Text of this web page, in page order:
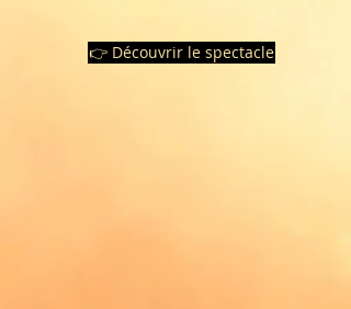
👉 Découvrir le spectacle